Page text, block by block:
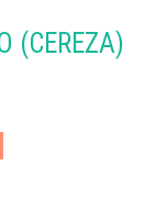
(CEREZA)